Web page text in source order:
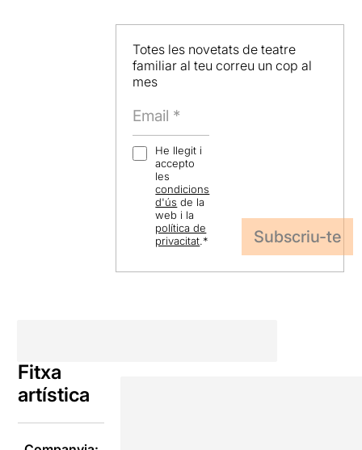
Totes les novetats de teatre
familiar al teu correu un cop al
mes
He llegit i
accepto
les
condicions
d'ús de la
web i la
política de
privacitat.*
Fitxa
artística